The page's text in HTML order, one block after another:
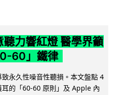
力響紅燈 醫學界籲
60」鐵律
永久性噪音性聽損。本文盤點 4
的「60-60 原則」及 Apple 內